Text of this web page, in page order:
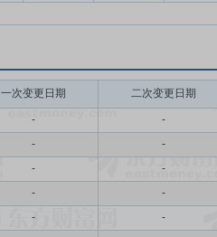
一次变更日期 二次变更日期
- -
- -
- -
- -
- -